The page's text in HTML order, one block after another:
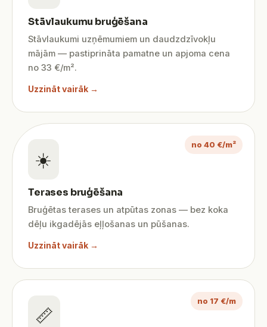
Stāvlaukumu bruģēšana
Stāvlaukumi uzņēmumiem un daudzdzīvokļu
mājām — pastiprināta pamatne un apjoma cena
no 33 €/m².
Uzzināt vairāk →
no 40 €/m²
☀️
Terases bruģēšana
Bruģētas terases un atpūtas zonas — bez koka
dēļu ikgadējās eļļošanas un pūšanas.
Uzzināt vairāk →
no 17 €/m
📏